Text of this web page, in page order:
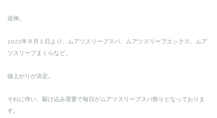
追伸。
2022年９月１日より、ムアツスリープスパ、ムアツスリープエックス、ムア
ツスリープまくらなど。
値上がりが決定。
それに伴い、駆け込み需要で毎日がムアツスリープスパ祭りとなっておりま
す。